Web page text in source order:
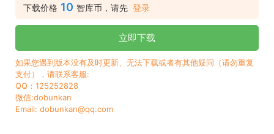
下载价格 10 智库币，请先 登录
立即下载
如果您遇到版本没有及时更新、无法下载或者有其他疑问（请勿重复
支付），请联系客服:
QQ：125252828
微信:dobunkan
Email: dobunkan@qq.com